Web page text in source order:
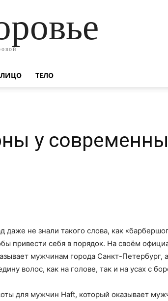
ЛИЦО ТЕЛО
у
не знали такого слова, как
привести себя в порядок. На своём
мужчинам города Санкт-Петербург,
волос, как на голове, так и на усах с
для мужчин Haft, который оказывает